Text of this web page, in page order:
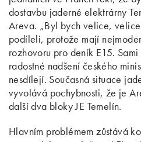
dostavbu jaderné elektrárny
Areva. „Byl bych velice,
podíleli, protože mají
rozhovoru pro deník E15.
radostné nadšení českého
nesdílejí. Současná situace
vyvolává pochybnosti, že je
další dva bloky JE Temelín.
Hlavním problémem zůstává